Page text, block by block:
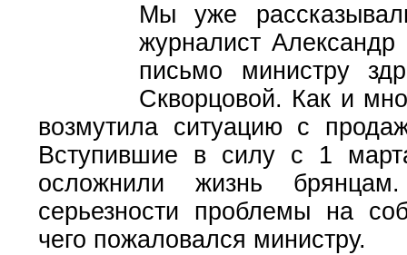
Мы уже
журналист
письмо министру
Скворцовой. Как и
возмутила ситуацию с
Вступившие в силу с 1
осложнили жизнь
серьезности проблемы на
чего пожаловался министру.